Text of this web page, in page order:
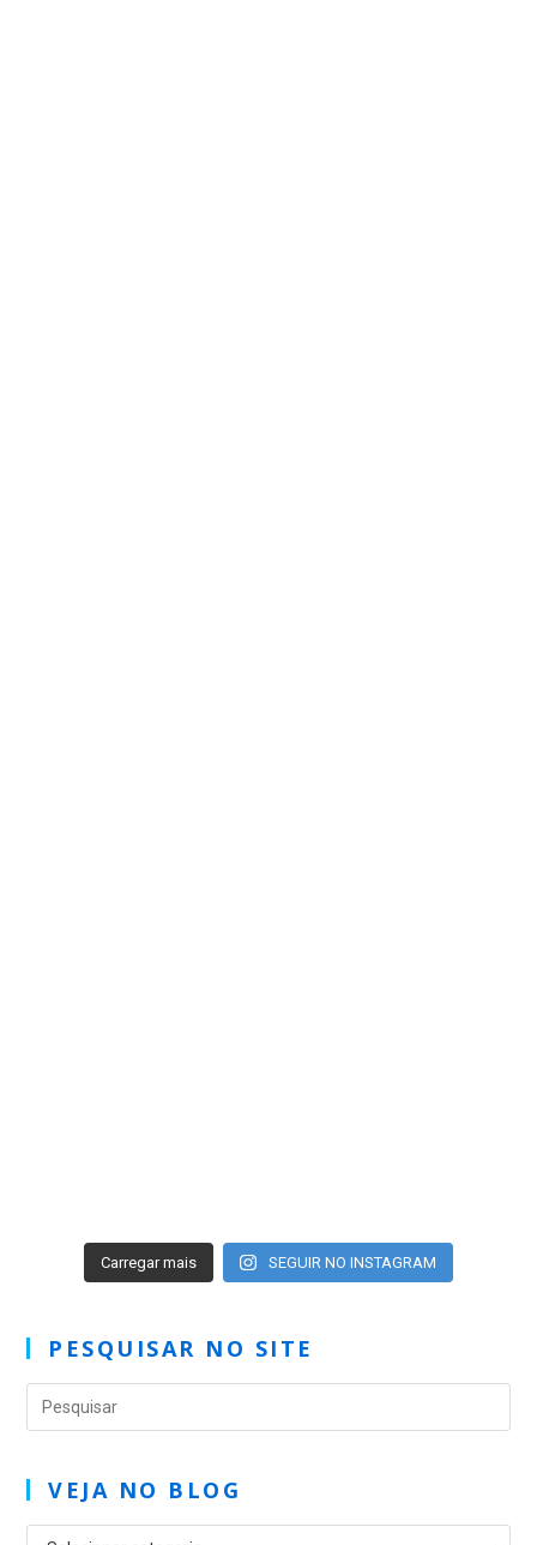
Carregar mais SEGUIR NO INSTAGRAM
PESQUISAR NO SITE
VEJA NO BLOG